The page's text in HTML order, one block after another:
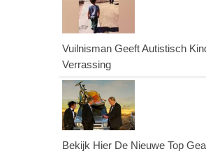
Vuilnisman Geeft Autistisch
Verrassing
Bekijk Hier De Nieuwe Top